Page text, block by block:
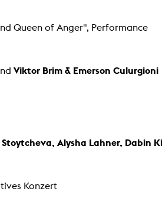
Queen of Anger", Performance
Viktor Brim & Emerson Culurgioni
Stoytcheva, Alysha Lahner, Dabin
Konzert